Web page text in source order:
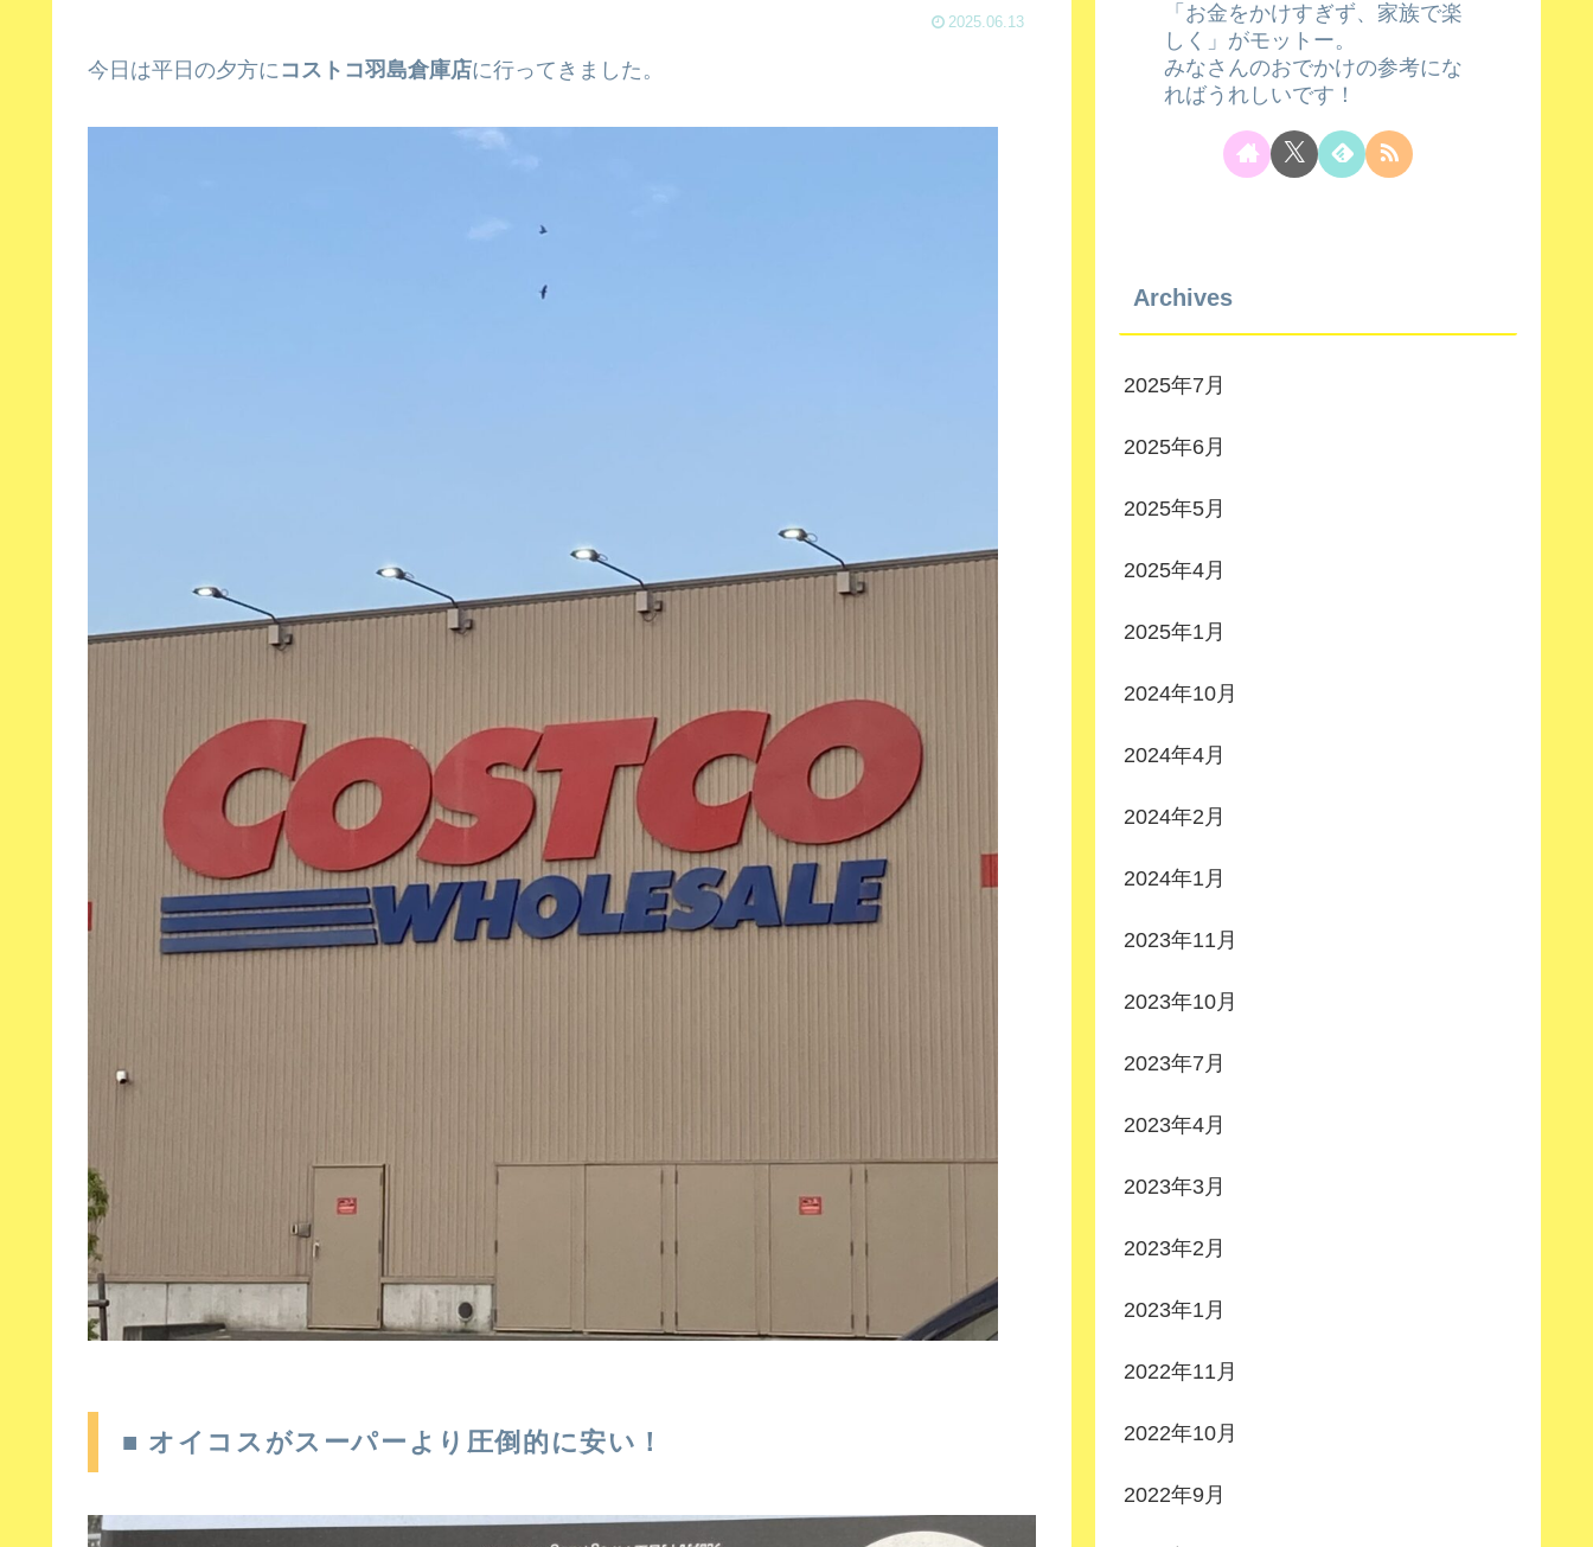
2025.06.13
今日は平日の夕方に コストコ羽島倉庫店に行ってきました。
■ オイコスがスーパーより圧倒的に安い！
「お金をかけすぎず、家族で楽
しく」がモットー。
みなさんのおでかけの参考にな
ればうれしいです！
Archives
2025年7月
2025年6月
2025年5月
2025年4月
2025年1月
2024年10月
2024年4月
2024年2月
2024年1月
2023年11月
2023年10月
2023年7月
2023年4月
2023年3月
2023年2月
2023年1月
2022年11月
2022年10月
2022年9月